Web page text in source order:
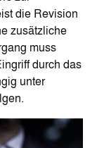
die Revision
zusätzliche
muss
durch das
unter